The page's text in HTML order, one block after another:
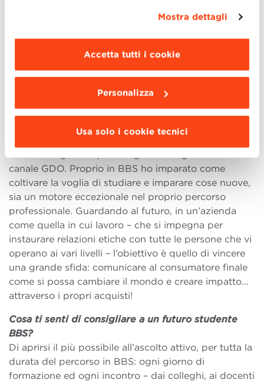
Dettagli ”. Per
modificare le impostazioni di navigazione e
scegliere le funzionalità, le terze parti e i cookie
Mostra dettagli
Accetta tutti i cookie
Personalizza
Usa solo i cookie tecnici
unica da cogliere per completare la propria
studenti la possibilità di interagire in lingue diverse,
con lo scopo di favorire un networking realmente
Obiettivi a breve e lungo termine?
Nel breve termine, continuare a studiare ed
canale GDO. Proprio in BBS ho imparato come
coltivare la voglia di studiare e imparare cose nuove,
sia un motore eccezionale nel proprio percorso
professionale. Guardando al futuro, in un’azienda
come quella in cui lavoro – che si impegna per
instaurare relazioni etiche con tutte le persone che vi
operano ai vari livelli – l’obiettivo è quello di vincere
una grande sfida: comunicare al consumatore finale
come si possa cambiare il mondo e creare impatto…
attraverso i propri acquisti!
Cosa ti senti di consigliare a un futuro studente
BBS?
Di aprirsi il più possibile all’ascolto attivo, per tutta la
durata del percorso in BBS: ogni giorno di
formazione ed ogni incontro – dai colleghi, ai docenti